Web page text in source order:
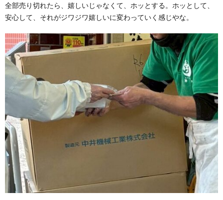
全部売り切れたら、嬉しいじゃなくて、ホッとする。ホッとして、
安心して、それがジワジワ嬉しいに変わっていく感じやな。